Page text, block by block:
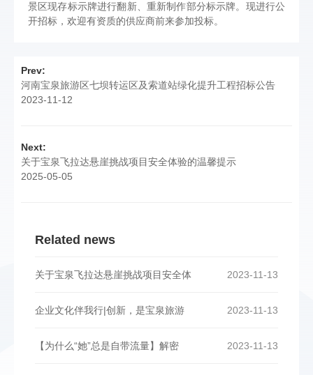
景区现存标示牌进行翻新、重新制作部分标示牌。现进行公
开招标，欢迎有资质的供应商前来参加投标。
Prev:
河南宝泉旅游区七坝转运区及索道站绿化提升工程招标公告
2023-11-12
Next:
关于宝泉飞拉达悬崖挑战项目安全体验的温馨提示
2025-05-05
Related news
2023-11-13
关于宝泉飞拉达悬崖挑战项目安全体
2023-11-13
企业文化伴我行|创新，是宝泉旅游
2023-11-13
【为什么“她”总是自带流量】解密